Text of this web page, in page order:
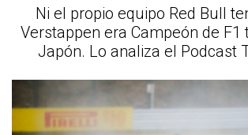
Ni el propio equipo Red Bull
Verstappen era Campeón de F1
Japón. Lo analiza el Podcast